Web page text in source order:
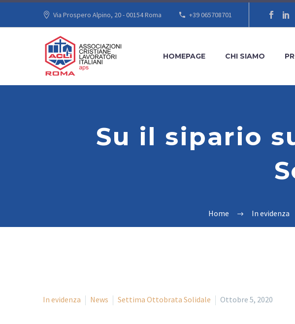
Via Prospero Alpino, 20 - 00154 Roma +39 065708701
HOMEPAGE CHI SIAMO
Su il sipario
Home In evidenza
In evidenza News Settima Ottobrata Solidale Ottobre 5, 2020